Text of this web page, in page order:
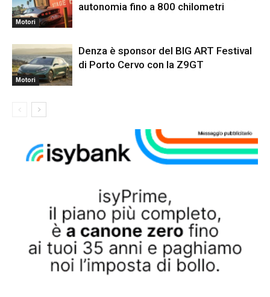
Motori
autonomia fino a 800 chilometri
Motori
Denza è sponsor del BIG ART Festival
di Porto Cervo con la Z9GT